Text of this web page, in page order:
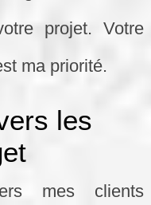
projet. Votre
ma priorité.
les
mes clients